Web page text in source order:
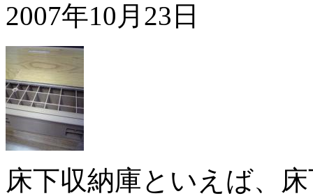
2007年10月23日
床下収納庫といえば、